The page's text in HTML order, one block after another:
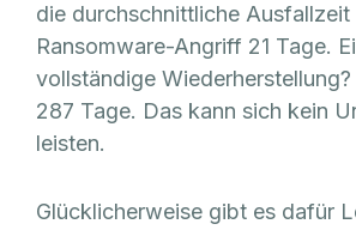
die durchschnittliche Ausfallzeit
Ransomware-Angriff 21 Tage.
vollständige
287 Tage. Das kann sich kein
leisten.
Glücklicherweise gibt es dafür